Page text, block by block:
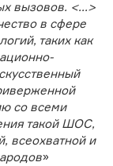
вызовов. <...>
в сфере
таких как
со всеми
такой ШОС,
всеохватной и
»